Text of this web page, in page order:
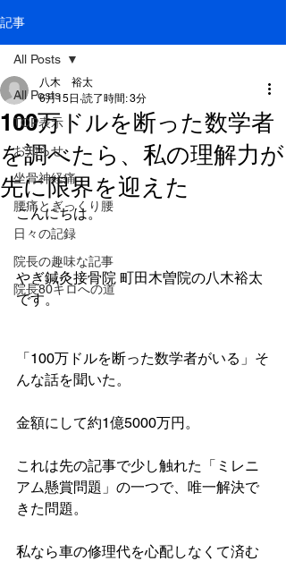
記事
All Posts
TOP表示
お知らせ
坐骨神経痛
腰痛とぎっくり腰
日々の記録
院長の趣味な記事
院長80キロへの道
All Posts
100万ドルを断った数学者
を調べたら、私の理解力が
先に限界を迎えた
八木 裕太
6月15日 読了時間: 3分
こんにちは。
やぎ鍼灸接骨院 町田木曽院の八木裕太
です。
「100万ドルを断った数学者がいる」そ
んな話を聞いた。
金額にして約1億5000万円。
これは先の記事で少し触れた「ミレニ
アム懸賞問題」の一つで、唯一解決で
きた問題。
私なら車の修理代を心配しなくて済む